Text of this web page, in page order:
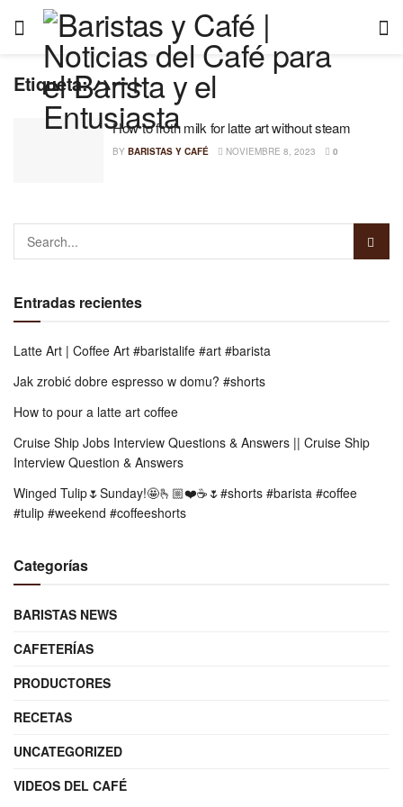
Etiqueta:ハート
How to froth milk for latte art without steam
BY BARISTAS Y CAFÉ NOVIEMBRE 8, 2023 0
Entradas recientes
Latte Art | Coffee Art #baristalife #art #barista
Jak zrobić dobre espresso w domu? #shorts
How to pour a latte art coffee
Cruise Ship Jobs Interview Questions & Answers || Cruise Ship
Interview Question & Answers
Winged Tulip🌷Sunday!🤩🫰🏼❤️☕️🌷#shorts #barista #coffee
#tulip #weekend #coffeeshorts
Categorías
BARISTAS NEWS
CAFETERÍAS
PRODUCTORES
RECETAS
UNCATEGORIZED
VIDEOS DEL CAFÉ